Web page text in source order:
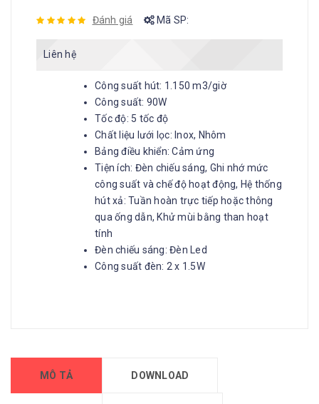
Đánh giá Mã SP:
Liên hệ
Công suất hút: 1.150 m3/giờ
Công suất: 90W
Tốc độ: 5 tốc độ
Chất liệu lưới lọc: Inox, Nhôm
Bảng điều khiển:Cảm ứng
Tiện ích: Đèn chiếu sáng, Ghi nhớ mức
công suất và chế độ hoạt động, Hệ thống
hút xả: Tuần hoàn trực tiếp hoặc thông
qua ống dẫn, Khử mùi bằng than hoạt
tính
Đèn chiếu sáng: Đèn Led
Công suất đèn: 2 x 1.5W
MÔ TẢ DOWNLOAD